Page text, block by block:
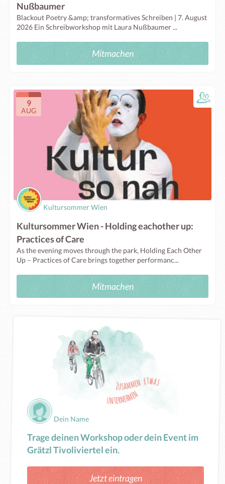
Nußbaumer
Blackout Poetry &amp; transformatives Schreiben | 7. August
2026 Ein Schreibworkshop mit Laura Nußbaumer ...
Mitmachen
9
AUG
Kultursommer Wien
Kultursommer Wien - Holding eachother up:
Practices of Care
As the evening moves through the park, Holding Each Other
Up – Practices of Care brings together performanc...
Mitmachen
Dein Name
Trage deinen Workshop oder dein Event im
Grätzl Tivoliviertel ein.
Jetzt eintragen